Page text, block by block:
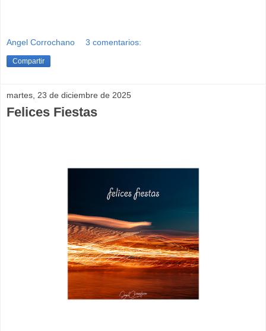
Angel Corrochano 3 comentarios:
Compartir
martes, 23 de diciembre de 2025
Felices Fiestas